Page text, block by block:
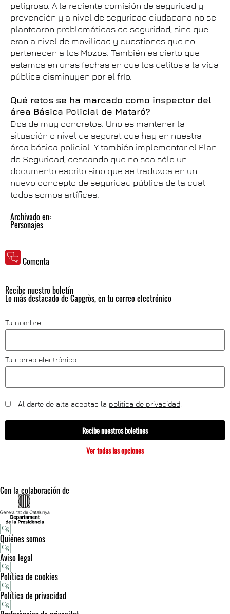
peligroso. A la reciente comisión de seguridad y
prevención y a nivel de seguridad ciudadana no se
plantearon problemáticas de seguridad, sino que
eran a nivel de movilidad y cuestiones que no
pertenecen a los Mozos. También es cierto que
estamos en unas fechas en que los delitos a la vida
pública disminuyen por el frío.
Qué retos se ha marcado como inspector del
área Básica Policial de Mataró?
Dos de muy concretos. Uno es mantener la
situación o nivel de segurat que hay en nuestra
área básica policial. Y también implementar el Plan
de Seguridad, deseando que no sea sólo un
documento escrito sino que se traduzca en un
nuevo concepto de seguridad pública de la cual
todos somos artífices.
Archivado en:
Personajes
Comenta
Recibe nuestro boletín
Lo más destacado de Capgròs, en tu correo electrónico
Tu nombre
Tu correo electrónico
Al darte de alta aceptas la política de privacidad
Recibe nuestros boletines
Ver todas las opciones
Con la colaboración de
Quiénes somos
Aviso legal
Política de cookies
Política de privacidad